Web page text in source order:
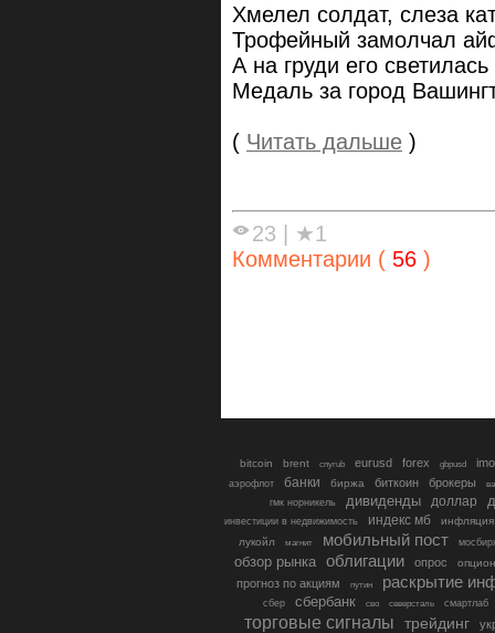
Хмелел солдат, слеза
Трофейный замолчал
А на груди его светилась
Медаль за город
( Читать дальше )
23
★1
Комментарии ( 56 )
bitcoin brent cnyrub eurusd forex gbpusd
аэрофлот банки биржа биткоин брокеры
гмк норникель
дивиденды доллар
инвестиции в недвижимость индекс мб
инфляция
лукойл
магнит мобильный пост
обзор рынка облигации опрос
прогноз по акциям путин раскрытие
сбер сбербанк сво северсталь смартлаб
торговые сигналы трейдинг